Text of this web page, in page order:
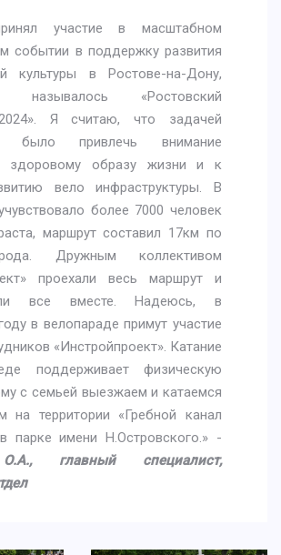
участие в масштабном
событии в поддержку развития
культуры в Ростове-на-Дону,
называлось «Ростовский
Я считаю, что задачей
было привлечь внимание
здоровому образу жизни и к
вело инфраструктуры. В
более 7000 человек
маршрут составил 17км по
Дружным коллективом
проехали весь маршрут и
все вместе. Надеюсь, в
в велопараде примут участие
«Инстройпроект». Катание
поддерживает физическую
с семьей выезжаем и катаемся
на территории «Гребной канал
парке имени Н.Островского.» -
главный специалист,